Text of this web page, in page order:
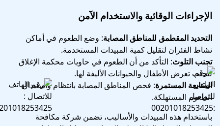
الإجراءات الوقائية والاستخدام الآمن
التحديد المقطمق للمناطق المصابة: وضع الطعوم في أماكن
نشاط الفئران لتقليل كمية المبيدات المستخدمة.
تجنب التلوث: التأكد من أن الطعوم في حاويات محكمة الإغلاق
لتجنب تعرض الأطفال والحيوانات الأليفة لها.
المتابعة المستمرة: فحص المناطق المصابة بانتظام واستبدال
الطعوم المستهلكة.
باستخدام هذه المبيدات والأساليب، تضمن شركة مكافحة